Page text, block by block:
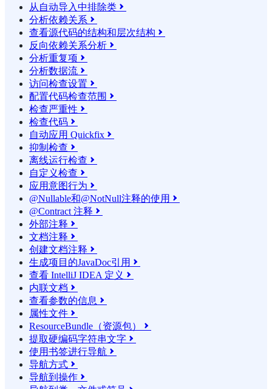
从自动导入中排除类 
分析依赖关系 
查看源代码的结构和层次结构 
反向依赖关系分析 
分析重复项 
分析数据流 
访问检查设置 
配置代码检查范围 
检查严重性 
检查代码 
自动应用 Quickfix 
抑制检查 
离线运行检查 
自定义检查 
应用意图行为 
@Nullable和@NotNull注释的使用 
@Contract 注释 
外部注释 
文档注释 
创建文档注释 
生成项目的JavaDoc引用 
查看 IntelliJ IDEA 定义 
内联文档 
查看参数的信息 
属性文件 
ResourceBundle（资源包） 
提取硬编码字符串文字 
使用书签进行导航 
导航方式 
导航到操作 